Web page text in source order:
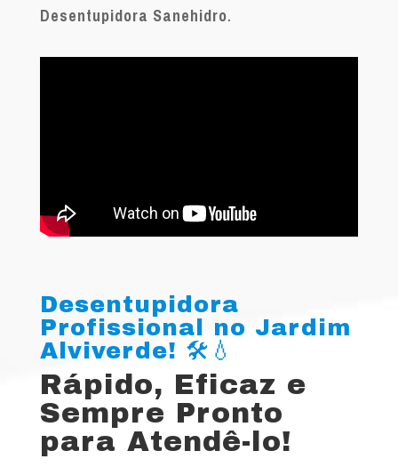
Desentupidora Sanehidro.
Desentupidora
Profissional no Jardim
Alviverde! 🛠️💧
Rápido, Eficaz e
Sempre Pronto
para Atendê-lo!